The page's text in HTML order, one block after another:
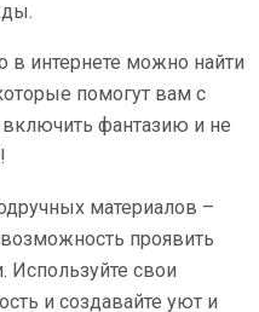
в интернете можно найти
помогут вам с
фантазию и не
материалов –
проявить
Используйте свои
и создавайте уют и